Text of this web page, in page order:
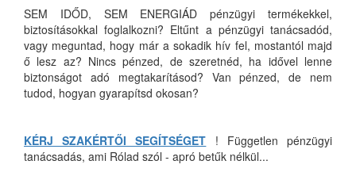
SEM IDŐD, SEM ENERGIÁD pénzügyi termékekkel,
biztosításokkal foglalkozni? Eltűnt a pénzügyi tanácsadód,
vagy meguntad, hogy már a sokadik hív fel, mostantól majd
ő lesz az? Nincs pénzed, de szeretnéd, ha idővel lenne
biztonságot adó megtakarításod? Van pénzed, de nem
tudod, hogyan gyarapítsd okosan?
KÉRJ SZAKÉRTŐI SEGÍTSÉGET ! Független pénzügyi
tanácsadás, ami Rólad szól - apró betűk nélkül...